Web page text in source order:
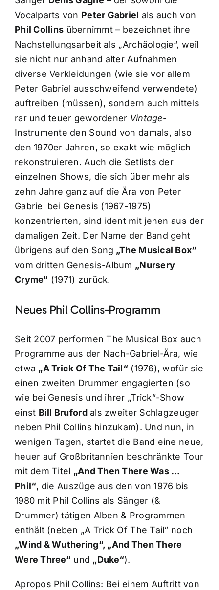
Vocalparts von Peter Gabriel als auch von
Phil Collins übernimmt – bezeichnet ihre
Nachstellungsarbeit als „Archäologie“, weil
sie nicht nur anhand alter Aufnahmen
diverse Verkleidungen (wie sie vor allem
Peter Gabriel ausschweifend verwendete)
auftreiben (müssen), sondern auch mittels
rar und teuer gewordener Vintage-
Instrumente den Sound von damals, also
den 1970er Jahren, so exakt wie möglich
rekonstruieren. Auch die Setlists der
einzelnen Shows, die sich über mehr als
zehn Jahre ganz auf die Ära von Peter
Gabriel bei Genesis (1967-1975)
konzentrierten, sind ident mit jenen aus der
damaligen Zeit. Der Name der Band geht
übrigens auf den Song „The Musical Box“
vom dritten Genesis-Album „Nursery
Cryme“ (1971) zurück.
Neues Phil Collins-Programm
Seit 2007 performen The Musical Box auch
Programme aus der Nach-Gabriel-Ära, wie
etwa „A Trick Of The Tail“ (1976), wofür sie
einen zweiten Drummer engagierten (so
wie bei Genesis und ihrer „Trick“-Show
einst Bill Brufordals zweiter Schlagzeuger
neben Phil Collins hinzukam). Und nun, in
wenigen Tagen, startet die Band eine neue,
heuer auf Großbritannien beschränkte Tour
mit dem Titel „And Then There Was …
Phil“, die Auszüge aus den von 1976 bis
1980 mit Phil Collins als Sänger (&
Drummer) tätigen Alben & Programmen
enthält (neben „A Trick Of The Tail“ noch
„Wind & Wuthering“, „And Then There
Were Three“ und „Duke“).
Apropos Phil Collins: Bei einem Auftritt von